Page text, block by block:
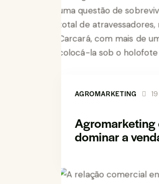
AGROMARKETING
Agromarketing
dominar a